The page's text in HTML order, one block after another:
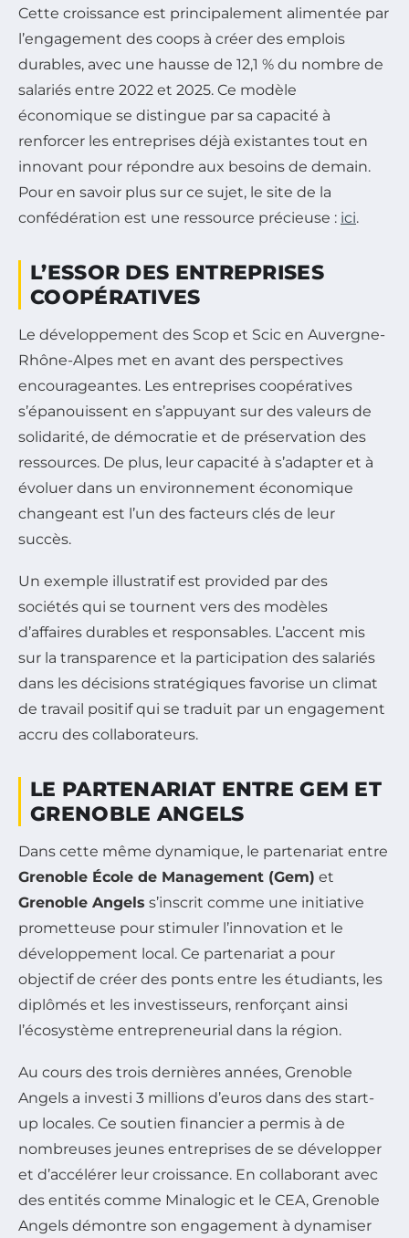
Cette croissance est principalement alimentée par
l’engagement des coops à créer des emplois
durables, avec une hausse de 12,1 % du nombre de
salariés entre 2022 et 2025. Ce modèle
économique se distingue par sa capacité à
renforcer les entreprises déjà existantes tout en
innovant pour répondre aux besoins de demain.
Pour en savoir plus sur ce sujet, le site de la
confédération est une ressource précieuse : ici.
L’ESSOR DES ENTREPRISES
COOPÉRATIVES
Le développement des Scop et Scic en Auvergne-
Rhône-Alpes met en avant des perspectives
encourageantes. Les entreprises coopératives
s’épanouissent en s’appuyant sur des valeurs de
solidarité, de démocratie et de préservation des
ressources. De plus, leur capacité à s’adapter et à
évoluer dans un environnement économique
changeant est l’un des facteurs clés de leur
succès.
Un exemple illustratif est provided par des
sociétés qui se tournent vers des modèles
d’affaires durables et responsables. L’accent mis
sur la transparence et la participation des salariés
dans les décisions stratégiques favorise un climat
de travail positif qui se traduit par un engagement
accru des collaborateurs.
LE PARTENARIAT ENTRE GEM ET
GRENOBLE ANGELS
Dans cette même dynamique, le partenariat entre
Grenoble École de Management (Gem) et
Grenoble Angels s’inscrit comme une initiative
prometteuse pour stimuler l’innovation et le
développement local. Ce partenariat a pour
objectif de créer des ponts entre les étudiants, les
diplômés et les investisseurs, renforçant ainsi
l’écosystème entrepreneurial dans la région.
Au cours des trois dernières années, Grenoble
Angels a investi 3 millions d’euros dans des start-
up locales. Ce soutien financier a permis à de
nombreuses jeunes entreprises de se développer
et d’accélérer leur croissance. En collaborant avec
des entités comme Minalogic et le CEA, Grenoble
Angels démontre son engagement à dynamiser